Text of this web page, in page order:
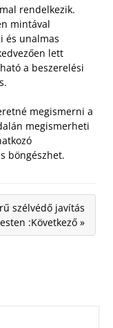
rendelkezik.
mintával
és unalmas
lett
a beszerelési
megismerni a
megismerheti
böngészhet.
szélvédő javítás
:Következő »